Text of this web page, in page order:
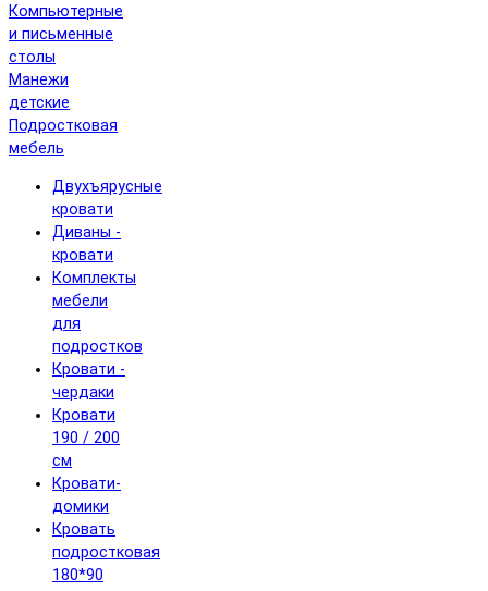
Компьютерные
и письменные
столы
Манежи
детские
Подростковая
мебель
Двухъярусные
кровати
Диваны -
кровати
Комплекты
мебели
для
подростков
Кровати -
чердаки
Кровати
190 / 200
см
Кровати-
домики
Кровать
подростковая
180*90